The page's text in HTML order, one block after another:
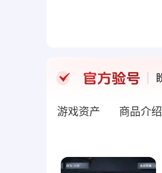
游戏资产 商品介绍